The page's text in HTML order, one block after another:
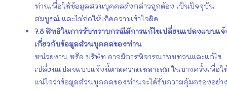
ท่านเพื่อให้ข้อมูลส่วนบุคคลดังกล่าวถูกต้อง เป็นปัจจุบัน
สมบูรณ์ และไม่ก่อให้เกิดความเข้าใจผิด
7.8 สิทธิในการรับทราบกรณีมีการแก้ไขเปลี่ยนแปลงแบบแจ้
เกี่ยวกับข้อมูลส่วนบุคคลของท่าน
หน่วยงาน หรือ บริษัท อาจมีการพิจารณาทบทวนและแก้ไข
เปลี่ยนแปลงแบบแจ้งนี้ตามความเหมาะสม ในบางครั้งเพื่อใ
แน่ใจว่าข้อมูลส่วนบุคคลของท่านจะได้รับความคุ้มครองอย่า